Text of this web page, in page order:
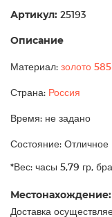
Артикул: 25193
Описание
Материал: золото 585
Страна: Россия
Время: не задано
Состояние: Отличное
*Вес: часы 5,79 гр,
Местонахождение:
Доставка